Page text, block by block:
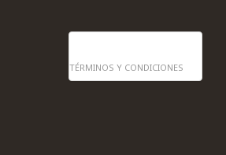
TÉRMINOS Y CONDICIONES